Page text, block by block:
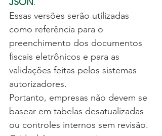
Essas versões serão utilizadas
como referência para o
preenchimento dos documentos
fiscais eletrônicos e para as
validações feitas pelos sistemas
autorizadores.
Portanto, empresas não devem se
basear em tabelas desatualizadas
ou controles internos sem revisão.